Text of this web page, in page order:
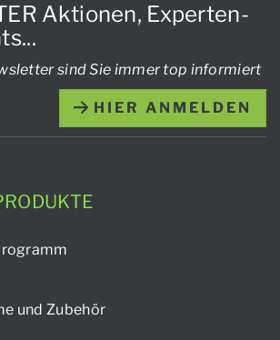
Aktionen, Experten-
sind Sie immer top informiert
HIER ANMELDEN
und Zubehör